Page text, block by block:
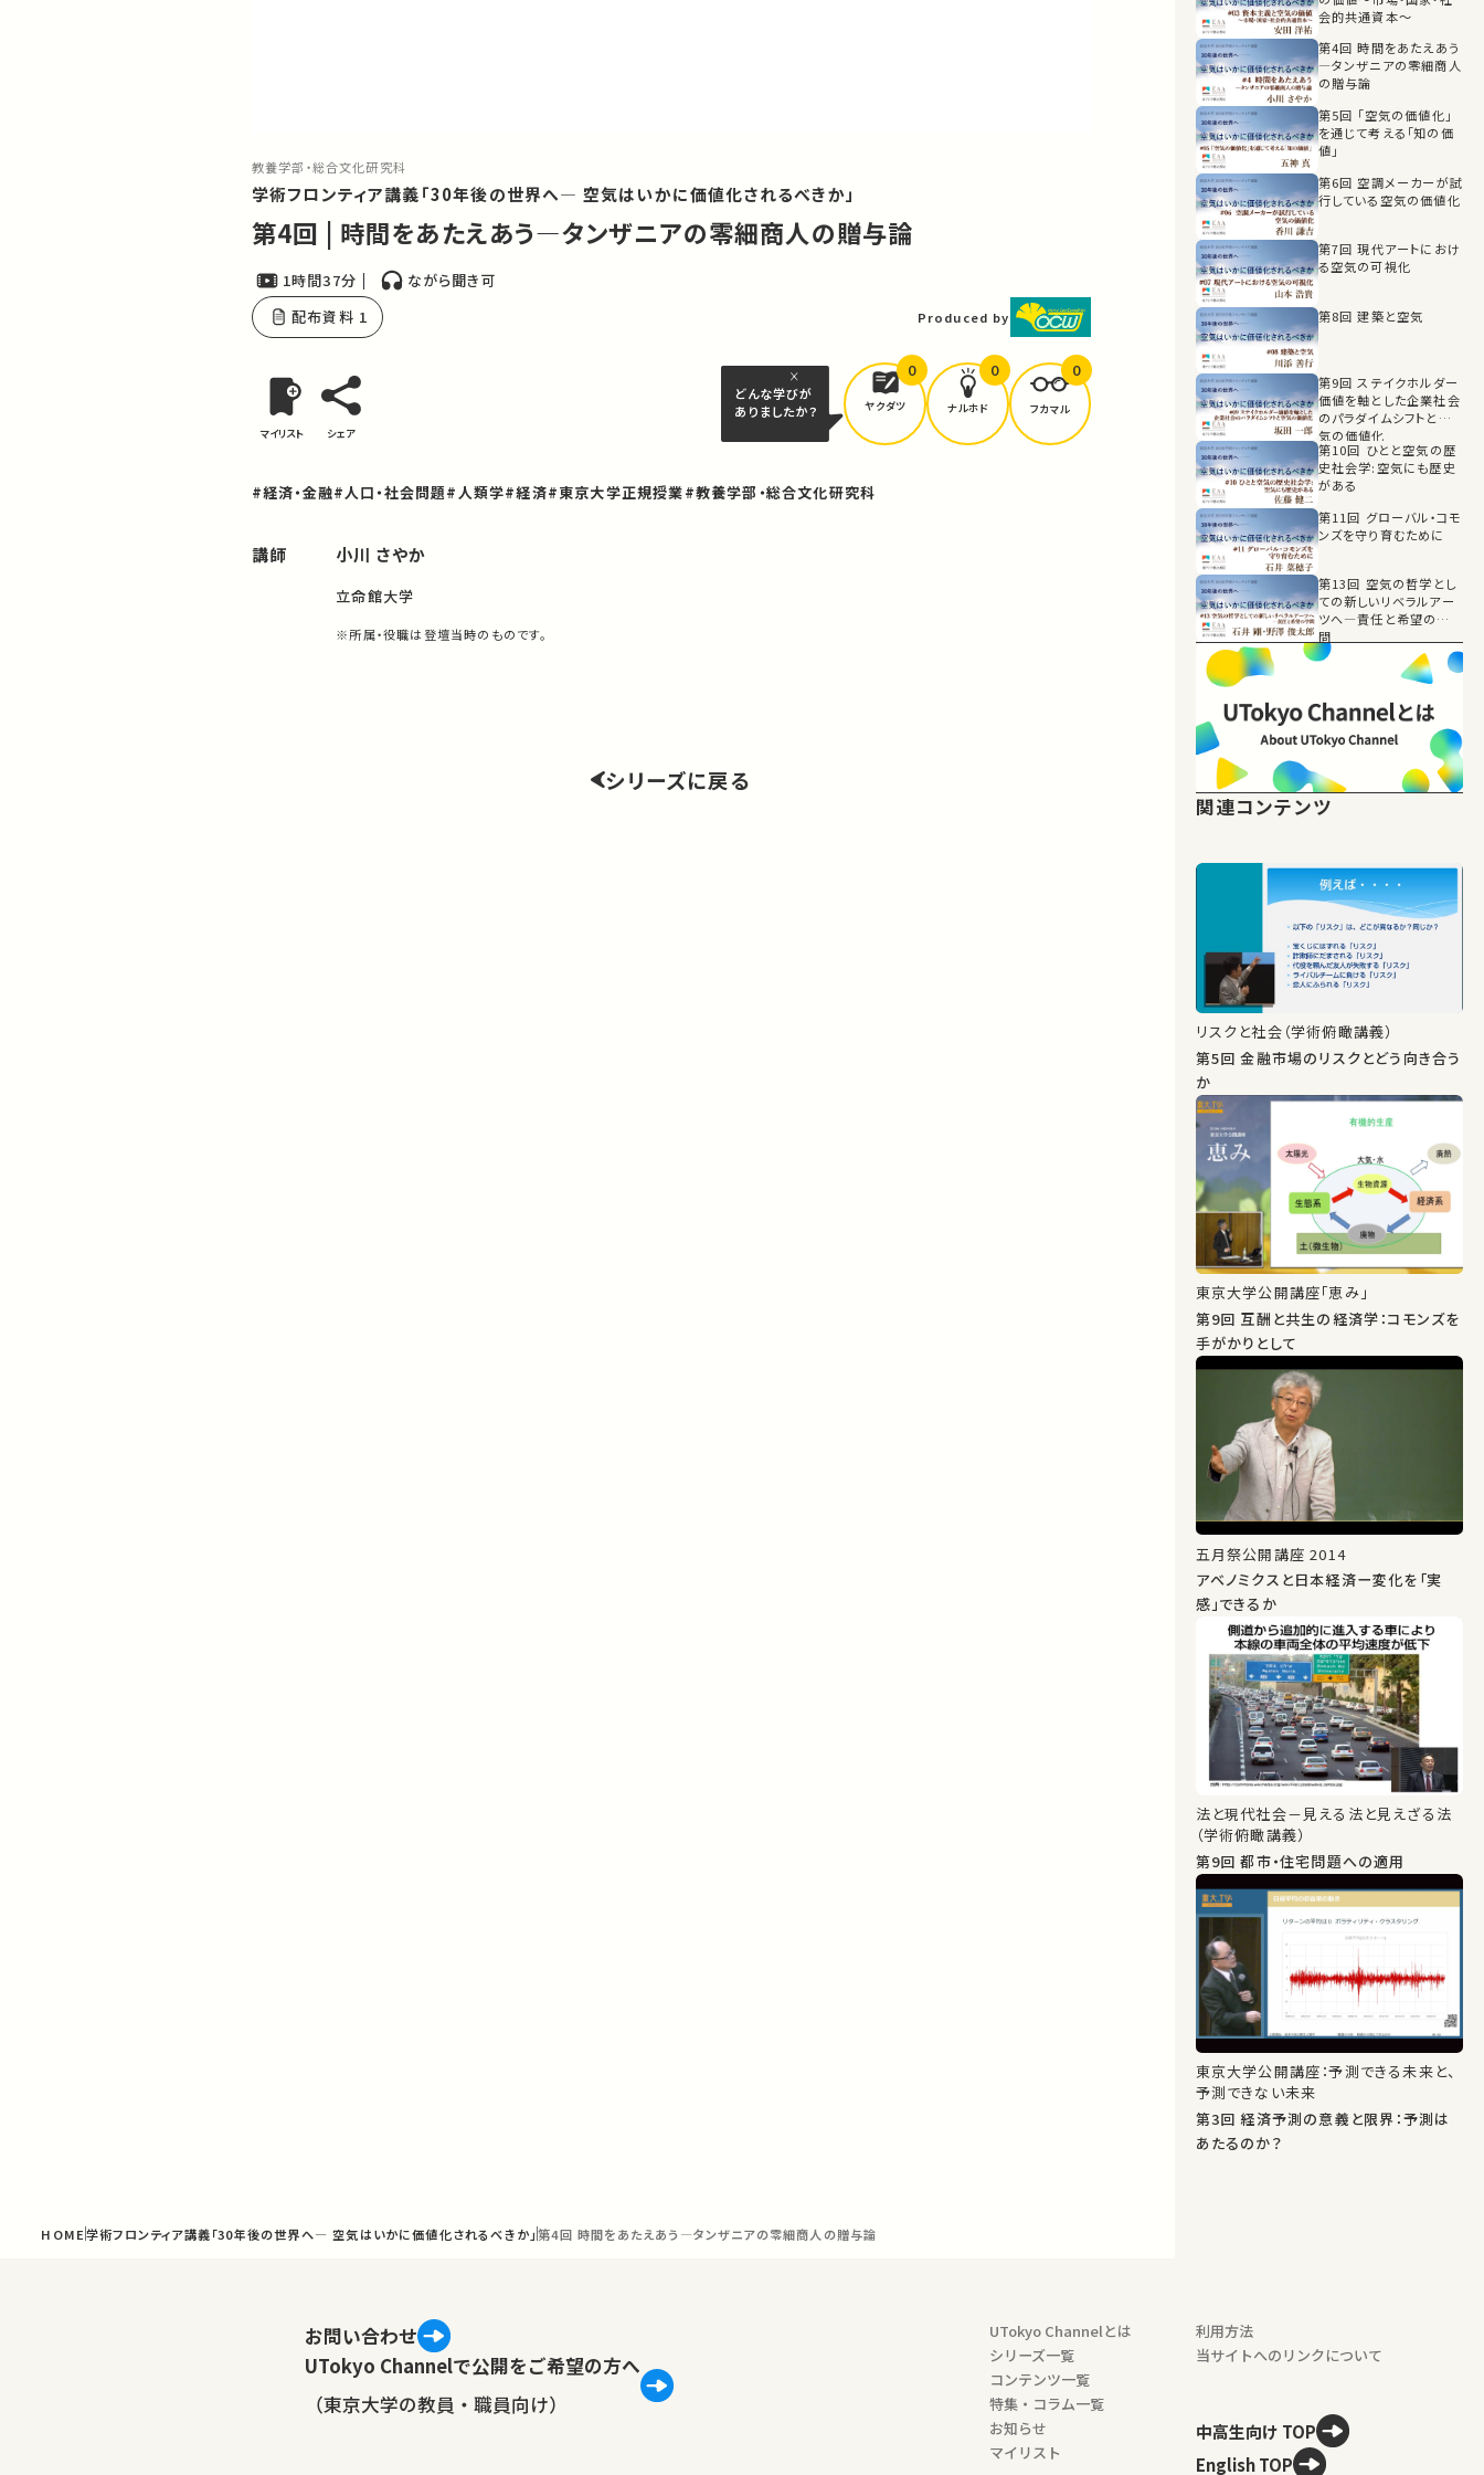
教養学部・総合文化研究科
学術フロンティア講義「30年後の世界へ― 空気はいかに価値化されるべきか」
第4回 | 時間をあたえあう―タンザニアの零細商人の贈与論
1時間37分
ながら聞き可
配布資料 1
Produced by
マイリスト シェア
どんな学びが
ありましたか？
ヤクダツ
0
ナルホド
0
フカマル
0
#経済・金融#人口・社会問題#人類学#経済#東京大学正規授業#教養学部・総合文化研究科
講師 小川 さやか
立命館大学
※所属・役職は登壇当時のものです。
シリーズに戻る
HOME学術フロンティア講義「30年後の世界へ― 空気はいかに価値化されるべきか」第4回 時間をあたえあう―タンザニアの零細商人の贈与論
会的共通資本〜
第4回 時間をあたえあう
―タンザニアの零細商人
の贈与論
第5回 「空気の価値化」
を通じて考える「知の価
値」
第6回 空調メーカーが試
行している空気の価値化
第7回 現代アートにおけ
る空気の可視化
第8回 建築と空気
第9回 ステイクホルダー
価値を軸とした企業社会
のパラダイムシフトと空
気の価値化
第10回 ひとと空気の歴
史社会学:空気にも歴史
がある
第11回 グローバル・コモ
ンズを守り育むために
第13回 空気の哲学とし
ての新しいリベラルアー
ツへ―責任と希望の学
問
関連コンテンツ
リスクと社会（学術俯瞰講義）
第5回 金融市場のリスクとどう向き合う
か
東京大学公開講座「恵み」
第9回 互酬と共生の経済学：コモンズを
手がかりとして
五月祭公開講座 2014
アベノミクスと日本経済ー変化を「実
感」できるか
法と現代社会－見える法と見えざる法
（学術俯瞰講義）
第9回 都市・住宅問題への適用
東京大学公開講座：予測できる未来と、
予測できない未来
第3回 経済予測の意義と限界：予測は
あたるのか？
お問い合わせ
UTokyo Channelで公開をご希望の方へ
（東京大学の教員・職員向け）
UTokyo Channelとは
シリーズ一覧
コンテンツ一覧
特集・コラム一覧
お知らせ
マイリスト
利用方法
当サイトへのリンクについて
中高生向け TOP
English TOP